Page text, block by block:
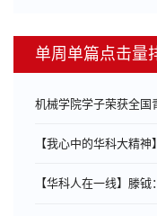
单周单篇点击量
机械学院学子荣获全国
【我心中的华科大精
【华科人在一线】滕